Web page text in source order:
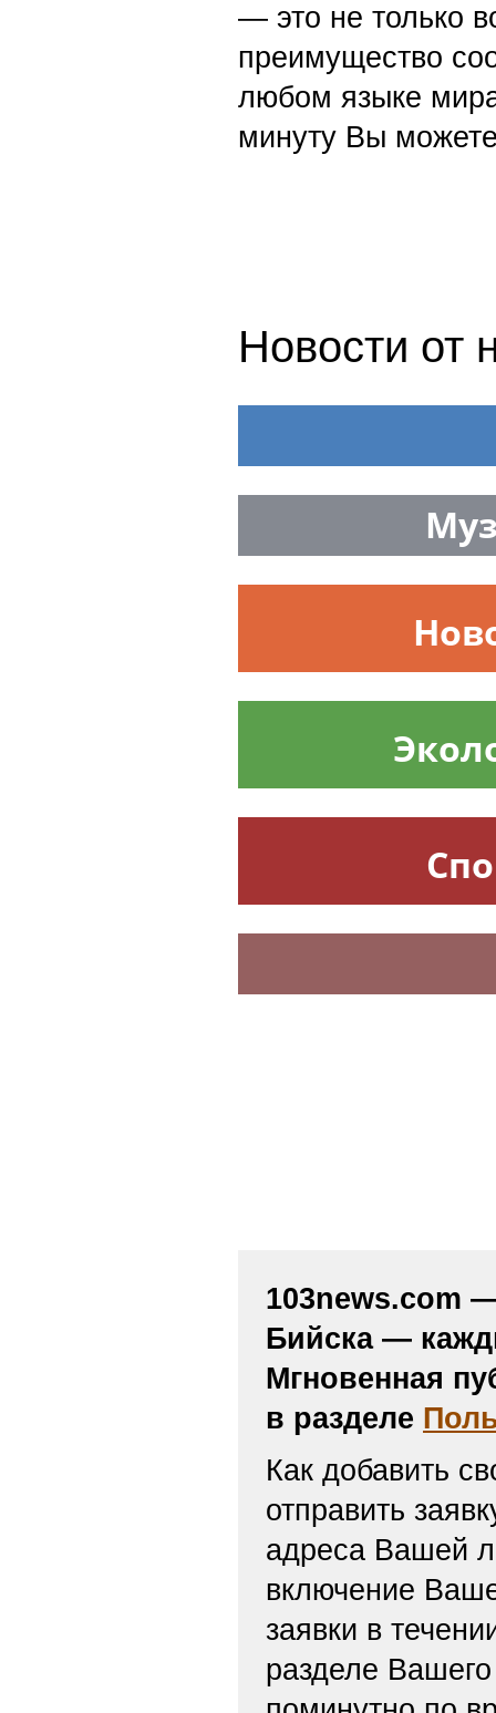
— это не только
преимущество
любом языке
минуту Вы
Новости от
Ru24.pro
отдела полиции в Саратове
Страховая пенсия не
среднего заработка за
работы
Владимирской и